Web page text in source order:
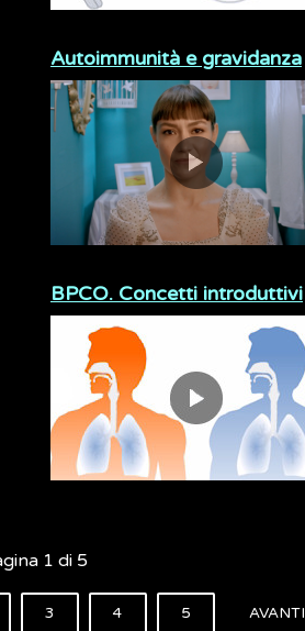
Autoimmunità e gravidanza
BPCO. Concetti introduttivi
1 di 5
3 4 5 AVANTI